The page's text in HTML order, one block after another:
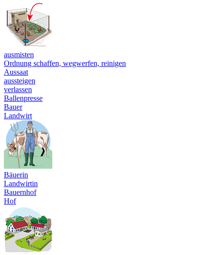
ausmisten
Ordnung schaffen, wegwerfen, reinigen
Aussaat
aussteigen
verlassen
Ballenpresse
Bauer
Landwirt
Bäuerin
Landwirtin
Bauernhof
Hof